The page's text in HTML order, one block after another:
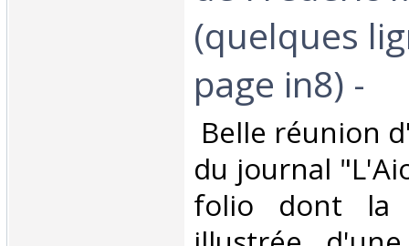
(quelques
page in8) -‎
Belle réunion
du journal
folio dont la